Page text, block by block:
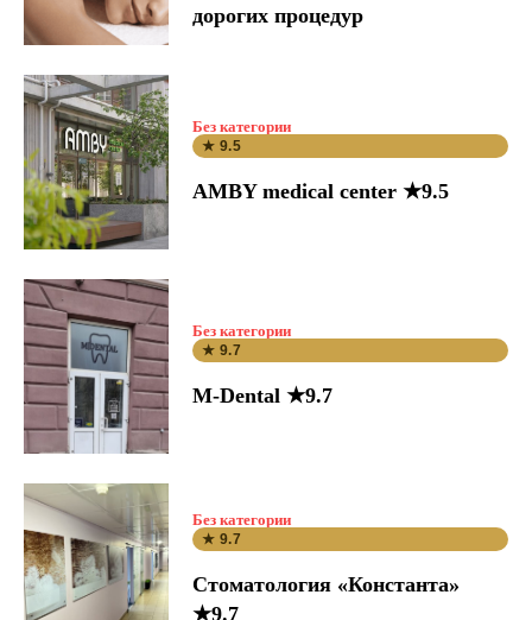
дорогих процедур
Без категории
★ 9.5
AMBY medical center ★9.5
Без категории
★ 9.7
M-Dental ★9.7
Без категории
★ 9.7
Стоматология «Константа»
★9.7